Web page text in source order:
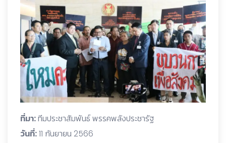
ที่มา:ทีมประชาสัมพันธ์ พรรคพลังประชารัฐ
วันที่:11 กันยายน 2566